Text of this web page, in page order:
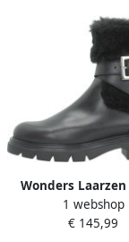
Wonders Laarzen
Alice Yuba
1 webshop
€ 145,99